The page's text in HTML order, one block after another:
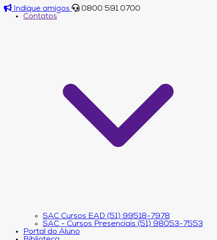
Indique amigos
0800 591 0700
Contatos
SAC Cursos EAD (51) 99518-7978
SAC - Cursos Presenciais (51) 98053-7553
Portal do Aluno